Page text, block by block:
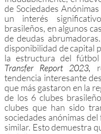
de Sociedades
un interés
brasileños, en algunos
de deudas
disponibilidad de capital
la estructura del
Transfer Report 2023,
tendencia interesante
que más gastaron en la
de los 6 clubes
clubes que han sido
sociedades anónimas
similar. Esto demuestra